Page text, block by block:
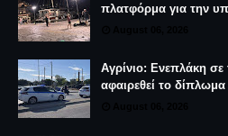
πλατφόρμα για την
Αγρίνιο: Ενεπλάκη σε
αφαιρεθεί το